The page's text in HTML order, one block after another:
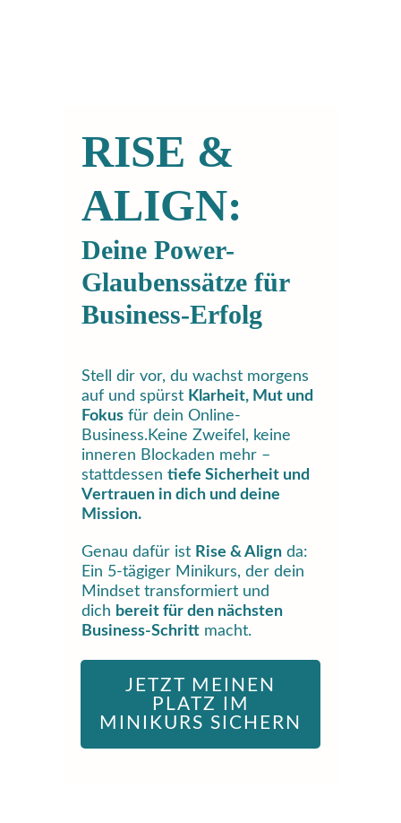
RISE &
ALIGN:
Deine Power-
Glaubenssätze für
Business-Erfolg
Stell dir vor, du wachst morgens
auf und spürst Klarheit, Mut und
Fokus für dein Online-
Business.Keine Zweifel, keine
inneren Blockaden mehr –
stattdessen tiefe Sicherheit und
Vertrauen in dich und deine
Mission.
Genau dafür ist Rise & Align da:
Ein 5-tägiger Minikurs, der dein
Mindset transformiert und
dich bereit für den nächsten
Business-Schritt macht.
JETZT MEINEN
PLATZ IM
MINIKURS SICHERN